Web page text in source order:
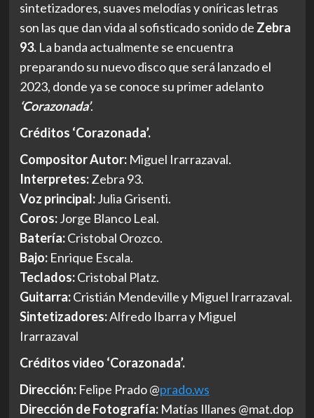
sintetizadores, suaves melodías y oníricas letras
son las que dan vida al sofisticado sonido de Zebra
93.La banda actualmente se encuentra
preparando su nuevo disco que será lanzado el
2023, donde ya se conoce su primer adelanto
‘Corazonada’.
Créditos ‘Corazonada’.
Compositor Autor:Miguel Irarrazaval.
Interpretes:Zebra 93.
Voz principal:Julia Grisenti.
Coros:Jorge Blanco Leal.
Batería:Cristobal Orozco.
Bajo:Enrique Escala.
Teclados:Cristobal Platz.
Guitarra:Cristián Mendeville y Miguel Irarrazaval.
Sintetizadores:Alfredo Ibarra y Miguel
Irarrazaval
Créditos video ‘Corazonada’.
Dirección:Felipe Prado @prado.ws
Dirección de Fotografía:Matías Illanes @mat.dop